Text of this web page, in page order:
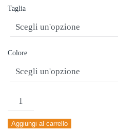
Taglia
Colore
SOTTOMAGLIA
MANICA
LUNGA
Aggiungi al carrello